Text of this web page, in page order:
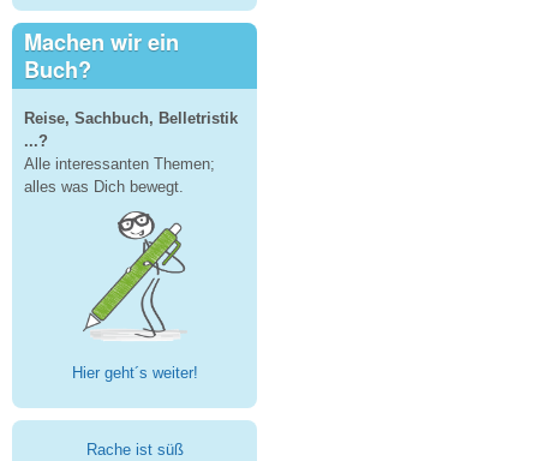
Machen wir ein
Buch?
Reise, Sachbuch, Belletristik
...?
Alle interessanten Themen;
alles was Dich bewegt.
Hier geht´s weiter!
Rache ist süß